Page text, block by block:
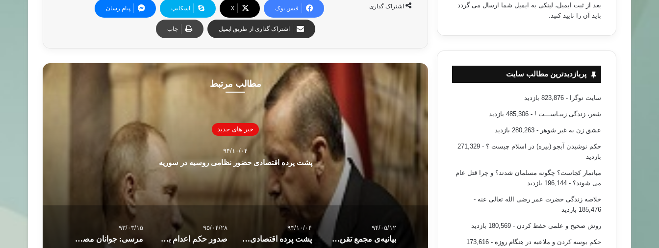
اشتراک گذاری فیس بوک X اسکایپ پیام رسان
اشتراک گذاری از طریق ایمیل چاپ
مطالب مرتبط
درباره‌ی حادثه‌ی تخریب نمازخانه‌ی پونک
خبر های جدید
۹۴/۱۰/۰۴
پشت پرده اقتصادی حضور نظامی روسیه در سوریه
۹۴/۰۵/۱۲
بیانیه‌ی مجمع تقریب درباره‌ی حادثه‌ی تخریب نمازخانه‌ی پونک
۹۴/۱۰/۰۴
پشت پرده اقتصادی حضور نظامی روسیه در سوریه
۹۵/۰۴/۲۸
صدور حکم اعدام برای ۱۱ اخوانی دیگر در مصر
۹۳/۰۳/۱۵
مرسی: جوانان مصری انقلاب را تکمیل کنند
بعد از ثبت ایمیل، لینکی به ایمیل شما ارسال می گردد
باید آن را تایید کنید.
پربازدیدترین مطالب سایت
سایت نوگرا - 823,876 بازدید
شعر، زندگی زیبـاســـت ! - 485,306 بازدید
عشق زن به غیر شوهر - 280,263 بازدید
حکم نوشیدن آبجو (بیره) در اسلام چیست ؟
- 271,329
بازدید
میانمار کجاست؟ چگونه مسلمان شدند؟ و چرا قتل عام
می شوند؟ - 196,144 بازدید
خلاصه زندگی حضرت عمر رضی الله تعالی عنه -
185,476 بازدید
روش صحیح و علمی حفظ کردن - 180,569 بازدید
حکم بوسه کردن و ملاعبه در هنگام روزه
- 173,616